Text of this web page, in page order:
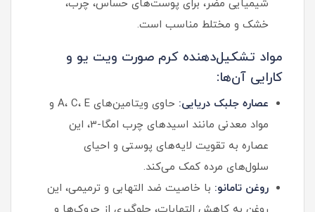
شیمیایی مضر، برای پوست‌های حساس، چرب،
خشک و مختلط مناسب است.
مواد تشکیل‌دهنده کرم صورت ویت یو و
کارایی آن‌ها:
عصاره جلبک دریایی:
حاوی ویتامین‌های A، C، E و
مواد معدنی مانند اسیدهای چرب امگا-3، این
عصاره به تقویت لایه‌های پوستی و احیای
سلول‌های مرده کمک می‌کند.
روغن تامانو: با خاصیت ضد التهابی و ترمیمی، این